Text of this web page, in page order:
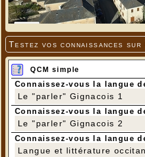
Testez vos connaissances sur
QCM simple
Connaissez-vous la langue
Le "parler" Gignacois 1
Connaissez-vous la langue
Le "parler" Gignacois 2
Connaissez-vous la langue
Langue et littérature